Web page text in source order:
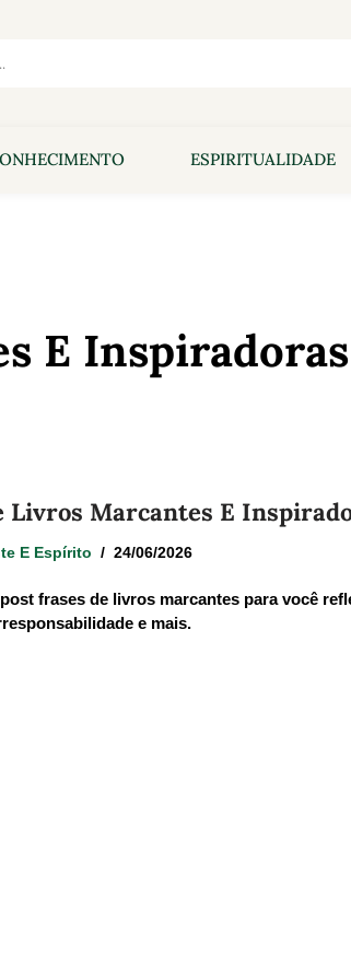
ESPIRITUALIDADE
E Inspiradoras
Livros Marcantes E
E Espírito 24/06/2026
frases de livros marcantes para você
e mais.